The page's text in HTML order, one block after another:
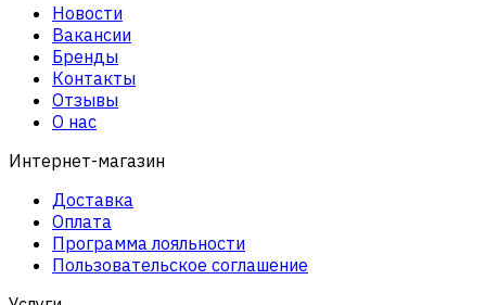
Новости
Вакансии
Бренды
Контакты
Отзывы
О нас
Интернет-магазин
Доставка
Оплата
Программа лояльности
Пользовательское соглашение